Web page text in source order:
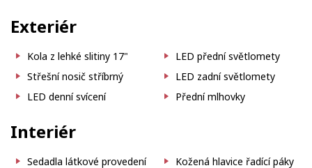
Exteriér
Kola z lehké slitiny 17"
Střešní nosič stříbrný
LED denní svícení
LED přední světlomety
LED zadní světlomety
Přední mlhovky
Interiér
Sedadla látkové provedení
Kožená hlavice řadící páky